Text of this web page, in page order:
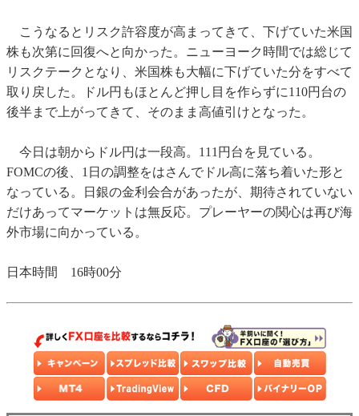
こうなるとリスク許容度が高まってきて、下げていた米国
株も次第に回復へと向かった。ニューヨーク時間では総じて
リスクテークとなり、米国株も大幅に下げていた分をすべて
取り戻した。ドル円もほとんど押し目を作らずに110円台の
後半まで上がってきて、そのまま高値引けとなった。
今日は朝からドル円は一段高。111円台を見ている。
FOMCの後、1日の調整をはさんでドル高に落ち着いた形と
なっている。日銀の金利会合があったが、期待されていない
だけあってマーケットは無反応。プレーヤーの関心は再び海
外市場に向かっている。
日本時間 16時00分